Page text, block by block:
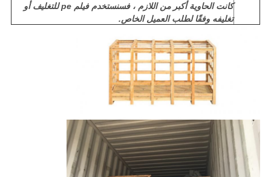
كانت الحاوية أكبر من اللازم ، فسنستخدم فيلم pe للتغليف أو
تغليفه وفقًا لطلب العميل الخاص.